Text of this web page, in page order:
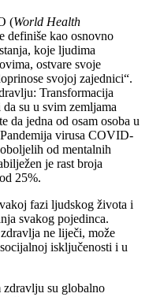
(World Health
definiše kao osnovno
koje ljudima
ostvare svoje
svojoj zajednici“.
Transformacija
su u svim zemljama
da jedna od osam osoba u
virusa COVID-
od mentalnih
je rast broja
25%.
fazi ljudskog života i
svakog pojedinca.
ne liječi, može
isključenosti i u
su globalno